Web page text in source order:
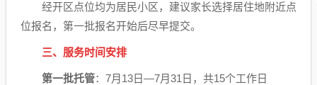
经开区点位均为居民小区，建议家长选择居住地附近点
位报名，第一批报名开始后尽早提交。
三、服务时间安排
第一批托管：7月13日—7月31日，共15个工作日